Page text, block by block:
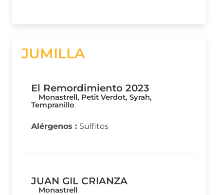
JUMILLA
El Remordimiento 2023
Monastrell, Petit Verdot, Syrah,
Tempranillo
Alérgenos : Sulfitos
JUAN GIL CRIANZA
Monastrell